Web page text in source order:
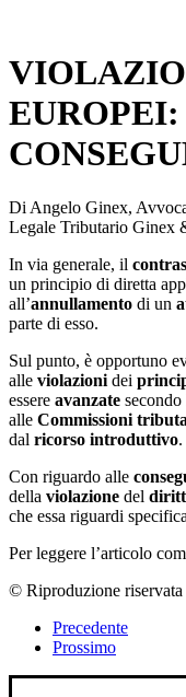
EUROPEI:
Di Angelo Ginex,
Legale Tributario Ginex
In via generale, il
un principio di diretta
all’annullamento di un
parte di esso.
Sul punto, è opportuno
alle violazioni dei
essere avanzate
alle Commissioni
dal ricorso introduttivo.
Con riguardo alle
della violazione del
che essa riguardi
Per leggere l’articolo
© Riproduzione riservata
Precedente
Prossimo